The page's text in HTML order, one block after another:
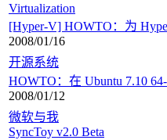
Virtualization
[Hyper-V] HOWTO：为
2008/01/16
开源系统
HOWTO：在 Ubuntu 7.10
2008/01/12
微软与我
SyncToy v2.0 Beta